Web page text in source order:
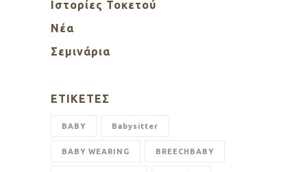
Ιστορίες Τοκετού
Νέα
Σεμινάρια
ΕΤΙΚΈΤΕΣ
BABY Babysitter
BABY WEARING BREECHBABY